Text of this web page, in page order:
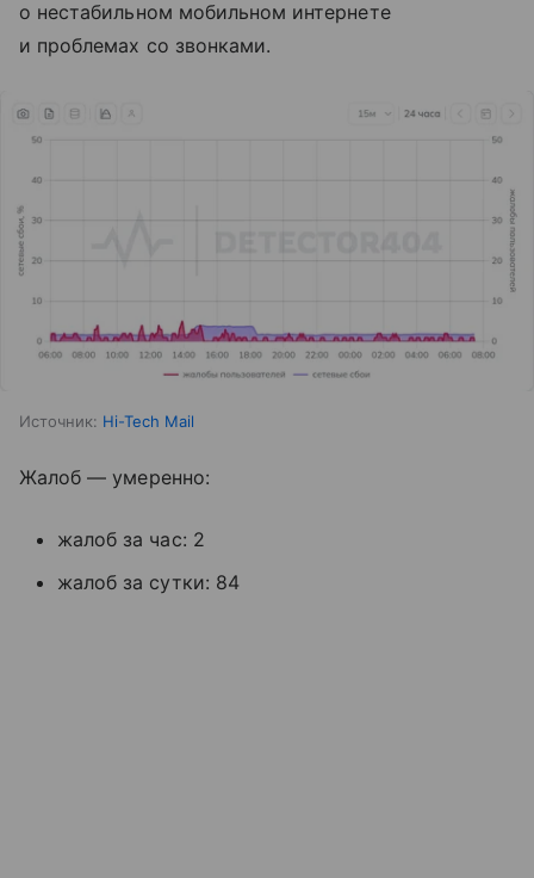
о нестабильном мобильном интернете
и проблемах со звонками.
Источник: Hi-Tech Mail
Жалоб — умеренно:
жалоб за час: 2
жалоб за сутки: 84